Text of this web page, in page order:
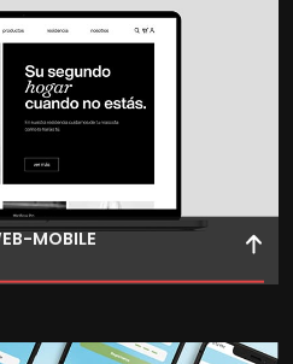
MOBILE
para plataformas